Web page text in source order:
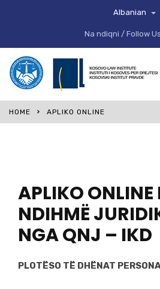
Albanian
Na ndiqni / Follow
HOME APLIKO ONLINE
APLIKO ONLINE
NDIHMË
NGA QNJ – IKD
PLOTËSO TË DHËNAT